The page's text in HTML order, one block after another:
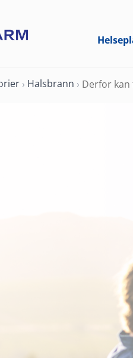
› Halsbrann › Derfor kan